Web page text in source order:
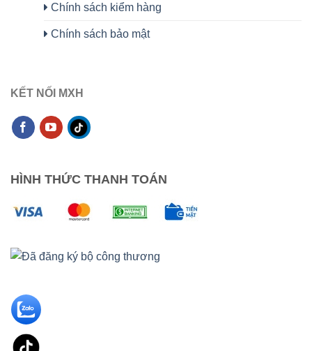
Chính sách kiểm hàng
Chính sách bảo mật
KẾT NỐI MXH
HÌNH THỨC THANH TOÁN